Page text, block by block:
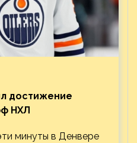
достижение
НХЛ
минуты в Денвере